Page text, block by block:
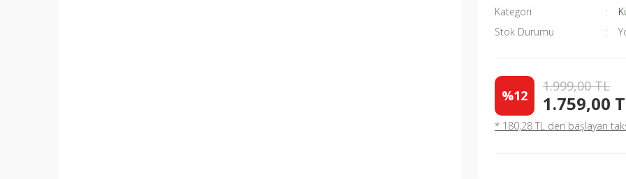
Kategori
Stok Durumu
%12
1.999,00 TL
1.759,00
* 180,28 TL den başlayan